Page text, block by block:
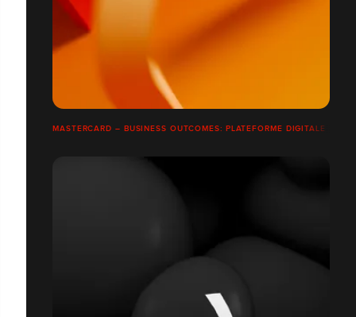
MASTERCARD – BUSINESS OUTCOMES: PLATEFORME DIGITALE B2B